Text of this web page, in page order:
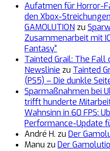
Aufatmen für Horror-
den Xbox-
GAMOLUTION zu
Zusammenarbeit mit
Fantasy“
Tainted Grail: The
Newslinie zu Tainted
(PS5) – Die dunkle
Sparmaßnahmen bei
trifft hunderte
Wahnsinn in 60 FPS:
Performance-Update
André H. zu Der
Manu zu Der